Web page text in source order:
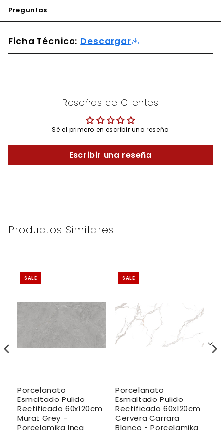
Preguntas
Ficha Técnica: Descargar
Reseñas de Clientes
Sé el primero en escribir una reseña
Escribir una reseña
Productos Similares
SALE
Porcelanato
Esmaltado Pulido
Rectificado 60x120cm
Murat Grey -
Porcelamika Inca
SALE
Porcelanato
Esmaltado Pulido
Rectificado 60x120cm
Cervera Carrara
Blanco - Porcelamika